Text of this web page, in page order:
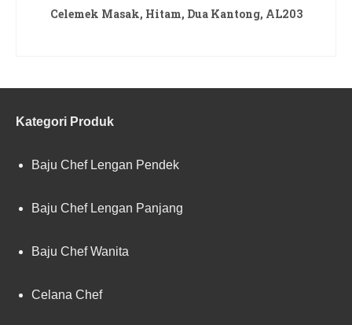
Celemek Masak, Hitam, Dua Kantong, AL203
Kategori Produk
Baju Chef Lengan Pendek
Baju Chef Lengan Panjang
Baju Chef Wanita
Celana Chef